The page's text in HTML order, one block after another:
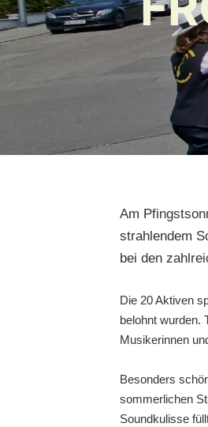
Am
strahlendem
bei den
Die 20 Aktiven
belohnt wurden.
Musikerinnen
Besonders
sommerlichen
Soundkulisse